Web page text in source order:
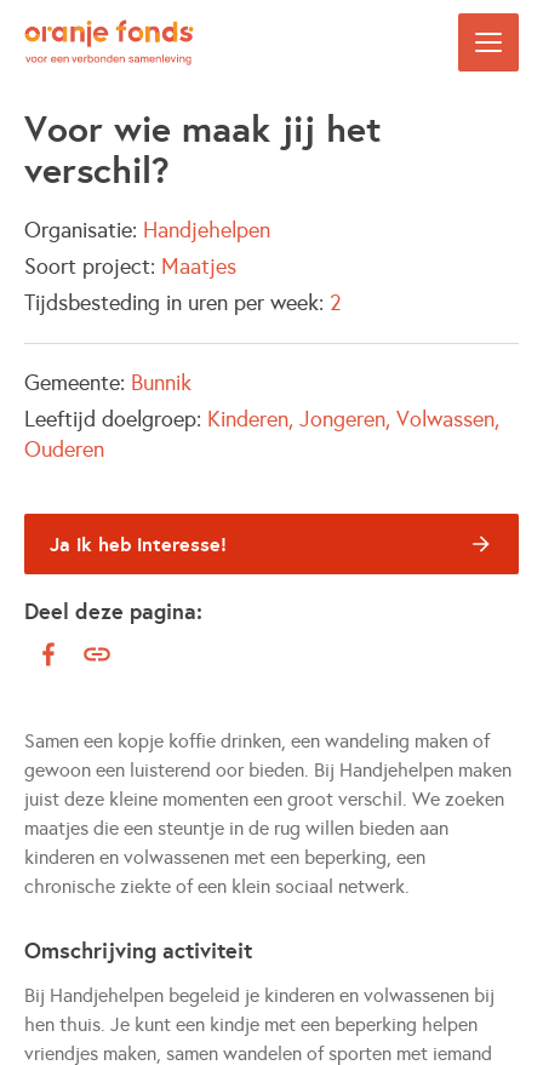
Voor wie maak jij het
verschil?
Organisatie: Handjehelpen
Soort project: Maatjes
Tijdsbesteding in uren per week: 2
Gemeente: Bunnik
Leeftijd doelgroep: Kinderen Jongeren Volwassen
Ouderen
Ja ik heb interesse!
Deel deze pagina:
Samen een kopje koffie drinken, een wandeling maken of
gewoon een luisterend oor bieden. Bij Handjehelpen maken
juist deze kleine momenten een groot verschil. We zoeken
maatjes die een steuntje in de rug willen bieden aan
kinderen en volwassenen met een beperking, een
chronische ziekte of een klein sociaal netwerk.
Omschrijving activiteit
Bij Handjehelpen begeleid je kinderen en volwassenen bij
hen thuis. Je kunt een kindje met een beperking helpen
vriendjes maken, samen wandelen of sporten met iemand